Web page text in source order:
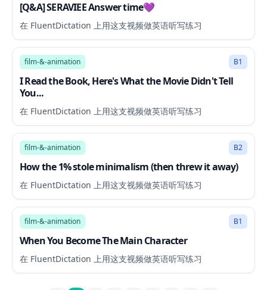
[Q&A] SERAVIEE Answer time💜
在 FluentDictation 上用这支视频做英语听写练习
17:59
film-&-animation B1
I Read the Book, Here's What the Movie Didn't Tell
You...
在 FluentDictation 上用这支视频做英语听写练习
11:21
film-&-animation B2
How the 1% stole minimalism (then threw it away)
在 FluentDictation 上用这支视频做英语听写练习
14:46
film-&-animation B1
When You Become The Main Character
在 FluentDictation 上用这支视频做英语听写练习